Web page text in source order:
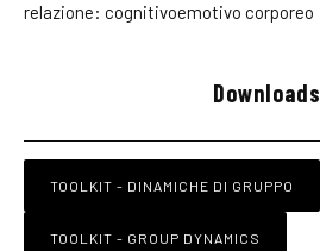
relazione: cognitivoemotivo corporeo
Downloads
TOOLKIT - DINAMICHE DI GRUPPO
TOOLKIT - GROUP DYNAMICS